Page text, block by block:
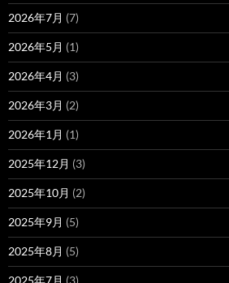
2026年7月 (7)
2026年5月 (1)
2026年4月 (3)
2026年3月 (2)
2026年1月 (1)
2025年12月 (3)
2025年10月 (2)
2025年9月 (5)
2025年8月 (5)
2025年7月 (3)